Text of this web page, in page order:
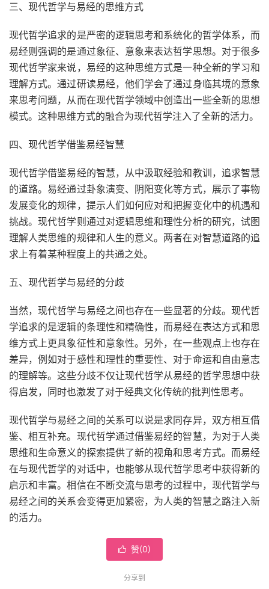
三、现代哲学与易经的思维方式
现代哲学追求的是严密的逻辑思考和系统化的哲学体系，而
易经则强调的是通过象征、意象来表达哲学思想。对于很多
现代哲学家来说，易经的这种思维方式是一种全新的学习和
理解方式。通过研读易经，他们学会了通过身临其境的意象
来思考问题，从而在现代哲学领域中创造出一些全新的思想
模式。这种思维方式的融合为现代哲学注入了全新的活力。
四、现代哲学借鉴易经智慧
现代哲学借鉴易经的智慧，从中汲取经验和教训，追求智慧
的道路。易经通过卦象演变、阴阳变化等方式，展示了事物
发展变化的规律，提示人们如何应对和把握变化中的机遇和
挑战。现代哲学则通过对逻辑思维和理性分析的研究，试图
理解人类思维的规律和人生的意义。两者在对智慧道路的追
求上有着某种程度上的共通之处。
五、现代哲学与易经的分歧
当然，现代哲学与易经之间也存在一些显著的分歧。现代哲
学追求的是逻辑的条理性和精确性，而易经在表达方式和思
维方式上更具象征性和意象性。另外，在一些观点上也存在
差异，例如对于感性和理性的重要性、对于命运和自由意志
的理解等。这些分歧不仅让现代哲学从易经的哲学思想中获
得启发，同时也激发了对于经典文化传统的批判性思考。
现代哲学与易经之间的关系可以说是求同存异，双方相互借
鉴、相互补充。现代哲学通过借鉴易经的智慧，为对于人类
思维和生命意义的探索提供了新的视角和思考方式。而易经
在与现代哲学的对话中，也能够从现代哲学思考中获得新的
启示和丰富。相信在不断交流与思考的过程中，现代哲学与
易经之间的关系会变得更加紧密，为人类的智慧之路注入新
的活力。
 赞(0)
分享到